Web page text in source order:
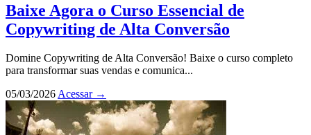
Baixe Agora o Curso Essencial de
Copywriting de Alta Conversão
Domine Copywriting de Alta Conversão! Baixe o curso completo
para transformar suas vendas e comunica...
05/03/2026Acessar →